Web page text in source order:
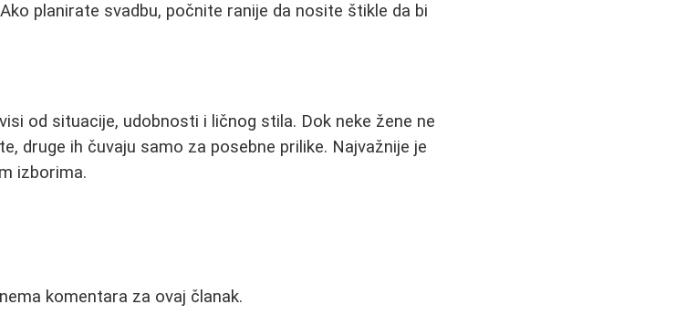
planirate svadbu, počnite ranije da nosite štikle da bi
od situacije, udobnosti i ličnog stila. Dok neke žene ne
druge ih čuvaju samo za posebne prilike. Najvažnije je
izborima.
komentara za ovaj članak.